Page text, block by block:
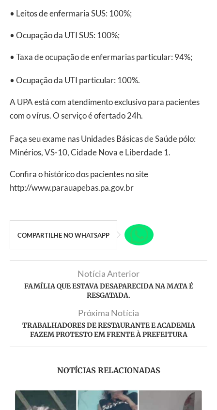
• Leitos de enfermaria SUS: 100%;
• Ocupação da UTI SUS: 100%;
• Taxa de ocupação de enfermarias particular: 94%;
• Ocupação da UTI particular: 100%.
A UPA está com atendimento exclusivo para pacientes
com o vírus. O serviço é ofertado 24h.
Faça seu exame nas Unidades Básicas de Saúde pólo:
Minérios, VS-10, Cidade Nova e Liberdade 1.
Confira o histórico dos pacientes no site
http://www.parauapebas.pa.gov.br
COMPARTILHE NO WHATSAPP
Notícia Anterior
FAMÍLIA QUE ESTAVA DESAPARECIDA NA MATA É
RESGATADA.
Próxima Notícia
TRABALHADORES DE RESTAURANTE E ACADEMIA
FAZEM PROTESTO EM FRENTE À PREFEITURA
NOTÍCIAS RELACIONADAS